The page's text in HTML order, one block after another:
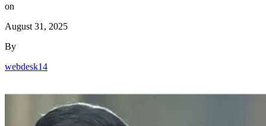
on
August 31, 2025
By
webdesk14